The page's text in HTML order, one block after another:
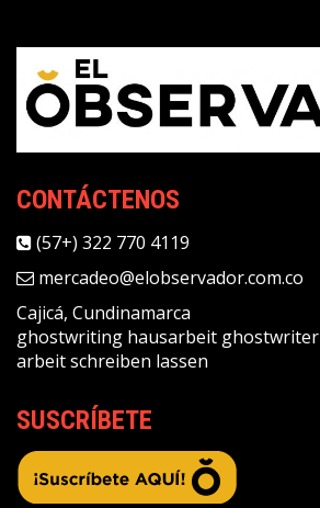
CONTÁCTENOS
(57+) 322 770 4119
mercadeo@elobservador.com.co
Cajicá, Cundinamarca
ghostwriting hausarbeit ghostwriter
arbeit schreiben lassen
SUSCRÍBETE